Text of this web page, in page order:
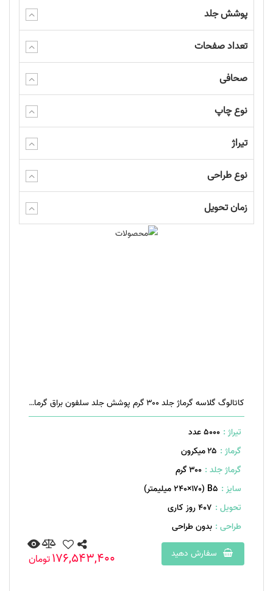
پوشش جلد
تعداد صفحات
صحافی
نوع چاپ
تیراژ
نوع طراحی
زمان تحویل
کاتالوگ گلاسه گرماژ جلد ۳۰۰ گرم پوشش جلد سلفون براق گرماژ داخل ۱۷۰ گرم ۴۰ صفحه منگنه تخت
تیراژ : 5000 عدد
گرماژ : ۲۵ میکرون
گرماژ جلد : ۳۰۰ گرم
سایز : B۵ (۲۴۰×۱۷۰ میلیمتر)
تحویل : 407 روز کاری
طراحی : بدون طراحی
سفارش دهید
176,543,400تومان